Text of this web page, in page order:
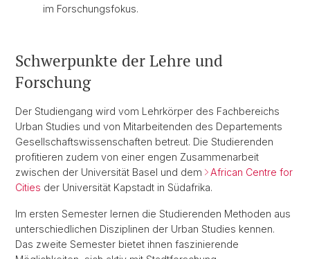
im Forschungsfokus.
Schwerpunkte der Lehre und
Forschung
Der Studiengang wird vom Lehrkörper des Fachbereichs
Urban Studies und von Mitarbeitenden des Departements
Gesellschaftswissenschaften betreut. Die Studierenden
profitieren zudem von einer engen Zusammenarbeit
zwischen der Universität Basel und dem
African Centre for
Cities der Universität Kapstadt in Südafrika.
Im ersten Semester lernen die Studierenden Methoden aus
unterschiedlichen Disziplinen der Urban Studies kennen.
Das zweite Semester bietet ihnen faszinierende